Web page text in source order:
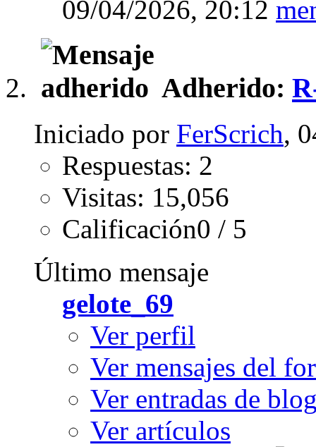
09/04/2026, 20:12
Adherido:
Iniciado por FerScrich,
Respuestas: 2
Visitas: 15,056
Calificación0 / 5
Último mensaje
gelote_69
Ver perfil
Ver mensajes del
Ver entradas de
Ver artículos